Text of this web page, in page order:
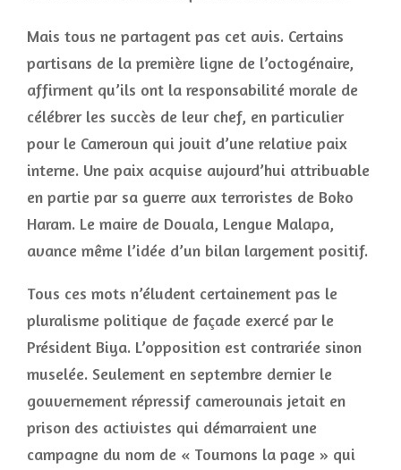
Mais tous ne partagent pas cet avis. Certains
partisans de la première ligne de l’octogénaire,
affirment qu’ils ont la responsabilité morale de
célébrer les succès de leur chef, en particulier
pour le Cameroun qui jouit d’une relative paix
interne. Une paix acquise aujourd’hui attribuable
en partie par sa guerre aux terroristes de Boko
Haram. Le maire de Douala, Lengue Malapa,
avance même l’idée d’un bilan largement positif.
Tous ces mots n’éludent certainement pas le
pluralisme politique de façade exercé par le
Président Biya. L’opposition est contrariée sinon
muselée. Seulement en septembre dernier le
gouvernement répressif camerounais jetait en
prison des activistes qui démarraient une
campagne du nom de « Tournons la page » qui